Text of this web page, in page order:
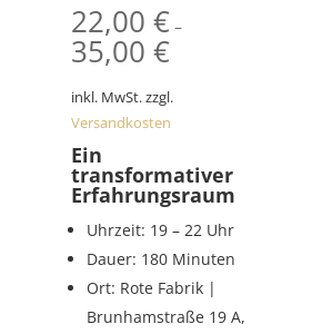
22,00€ –
35,00€
inkl. MwSt.zzgl.
Versandkosten
Ein
transformativer
Erfahrungsraum
Uhrzeit: 19 – 22 Uhr
Dauer: 180 Minuten
Ort: Rote Fabrik |
Brunhamstraße 19 A,